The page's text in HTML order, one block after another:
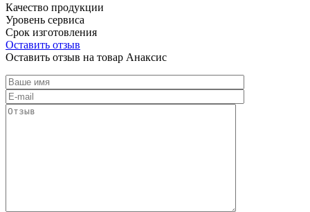
Качество продукции
Уровень сервиса
Срок изготовления
Оставить отзыв
Оставить отзыв на товар Анаксис